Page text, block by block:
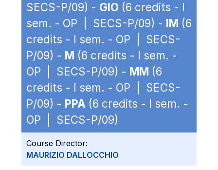
SECS-P/09) - GIO (6 credits - I
sem. - OP | SECS-P/09) - IM (6
credits - I sem. - OP | SECS-
P/09) - M (6 credits - I sem. -
OP | SECS-P/09) - MM (6
credits - I sem. - OP | SECS-
P/09) - PPA (6 credits - I sem. -
OP | SECS-P/09)
Course Director:
MAURIZIO DALLOCCHIO